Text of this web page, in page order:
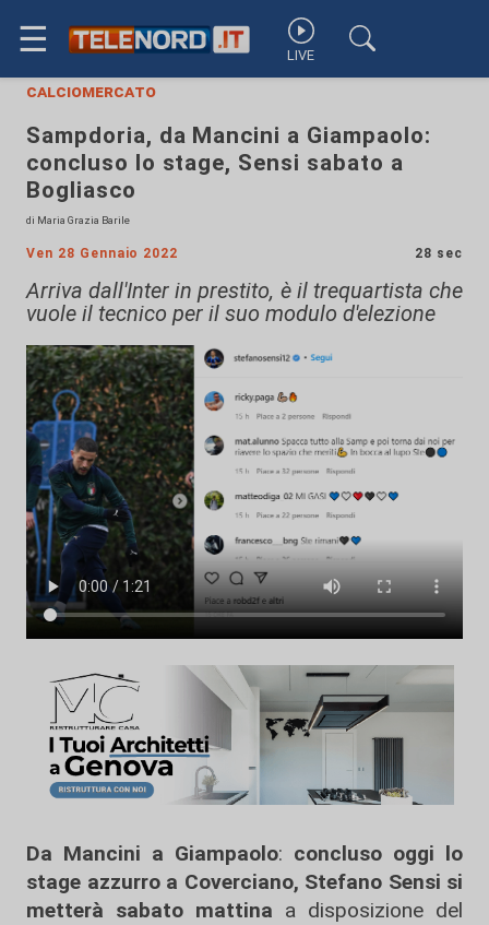
☰ LIVE
calciomercato
Sampdoria, da Mancini a Giampaolo:
concluso lo stage, Sensi sabato a
Bogliasco
di Maria Grazia Barile
Ven 28 Gennaio 2022 28 sec
Arriva dall'Inter in prestito, è il trequartista che
vuole il tecnico per il suo modulo d'elezione
Da Mancini a Giampaolo: concluso oggi lo
stage azzurro a Coverciano, Stefano Sensi si
metterà sabato mattina a disposizione del